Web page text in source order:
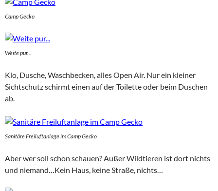
Camp Gecko
Weite pur…
Klo, Dusche, Waschbecken, alles Open Air. Nur ein kleiner
Sichtschutz schirmt einen auf der Toilette oder beim Duschen
ab.
Sanitäre Freiluftanlage im Camp Gecko
Aber wer soll schon schauen? Außer Wildtieren ist dort nichts
und niemand…Kein Haus, keine Straße, nichts…